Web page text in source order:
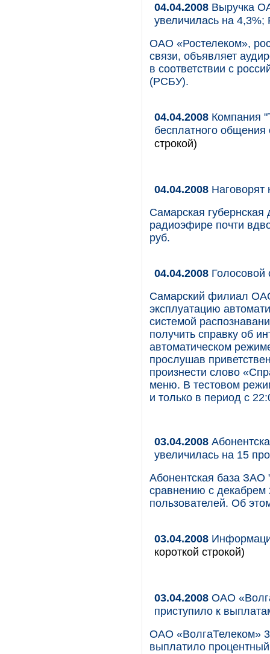
04.04.2008 Выручка
увеличилась на 4,3%;
ОАО «Ростелеком»,
связи, объявляет
в соответствии с
(РСБУ).
04.04.2008 Компания
бесплатного
строкой)
04.04.2008 Наговорят
Самарская губернская
радиоэфире почти
руб.
04.04.2008 Голосовой
Самарский филиал
эксплуатацию
системой
получить справку об
автоматическом
прослушав
произнести слово
меню. В тестовом
и только в период с
03.04.2008
увеличилась на 15
Абонентская база ЗАО
сравнению с декабрем
пользователей. Об
03.04.2008
короткой строкой)
03.04.2008 ОАО
приступило к
ОАО «ВолгаТелеком»
выплатило